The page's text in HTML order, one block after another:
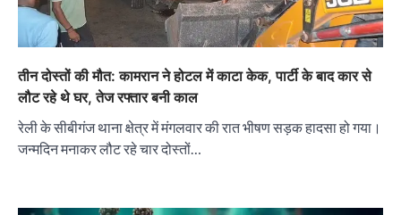
तीन दोस्तों की मौत: कामरान ने होटल में काटा केक, पार्टी के बाद कार से
लौट रहे थे घर, तेज रफ्तार बनी काल
रेली के सीबीगंज थाना क्षेत्र में मंगलवार की रात भीषण सड़क हादसा हो गया।
जन्मदिन मनाकर लौट रहे चार दोस्तों…